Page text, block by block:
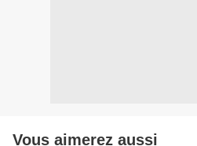
Vous aimerez aussi